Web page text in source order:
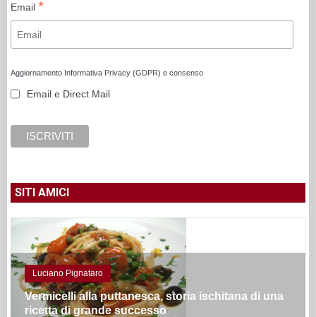
Email *
Aggiornamento Informativa Privacy (GDPR) e consenso
Email e Direct Mail
SITI AMICI
Luciano Pignataro
Vermicelli alla puttanesca, storia ischitana di una
ricetta di grande successo